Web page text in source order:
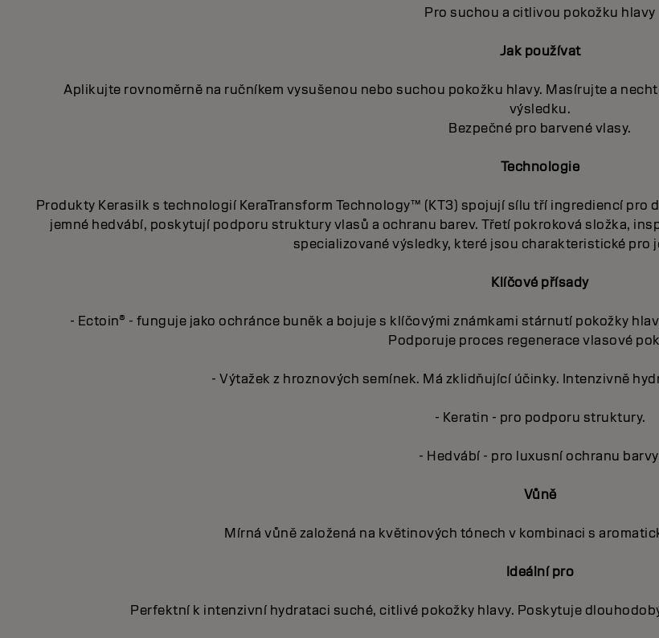
Pro suchou a citlivou pokožku hlavy
Jak používat
Aplikujte rovnoměrně na ručníkem vysušenou nebo suchou pokožku hlavy. Masírujte a
výsledku.
Bezpečné pro barvené vlasy.
Technologie
Produkty Kerasilk s technologií KeraTransform Technology™ (KT3) spojují sílu tří ingrediencí pro
jemné hedvábí, poskytují podporu struktury vlasů a ochranu barev. Třetí pokroková složka,
specializované výsledky, které jsou charakteristické pro
Klíčové přísady
- Ectoin® - funguje jako ochránce buněk a bojuje s klíčovými známkami stárnutí pokožky
Podporuje proces regenerace vlasové
- Výtažek z hroznových semínek. Má zklidňující účinky. Intenzivně
- Keratin - pro podporu struktury.
- Hedvábí - pro luxusní ochranu
Vůně
Mírná vůně založená na květinových tónech v kombinaci s
Ideální pro
Perfektní k intenzivní hydrataci suché, citlivé pokožky hlavy. Poskytuje